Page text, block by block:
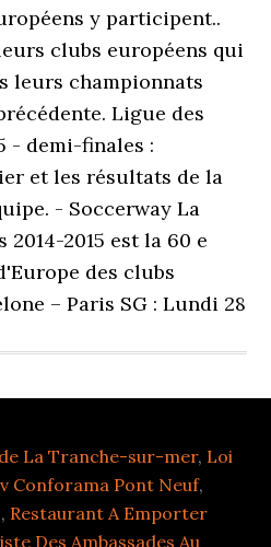
y participent..
clubs européens qui
leurs championnats
Ligue des
- demi-finales :
et les résultats de la
- Soccerway La
2015 est la 60 e
des clubs
– Paris SG : Lundi 28
La Tranche-sur-mer, Loi
Conforama Pont Neuf,
, Restaurant A Emporter
Des Ambassades Au